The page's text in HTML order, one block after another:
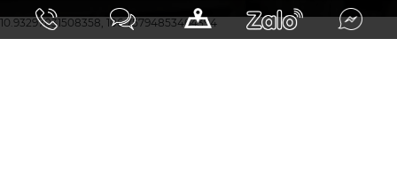
10.93297031508358, 106.75794853464394